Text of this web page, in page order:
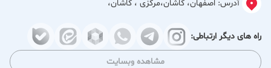
آدرس: اصفهان، کاشان،مرکزی ، کاشان،
راه های دیگر ارتباطی:
مشاهده وبسایت